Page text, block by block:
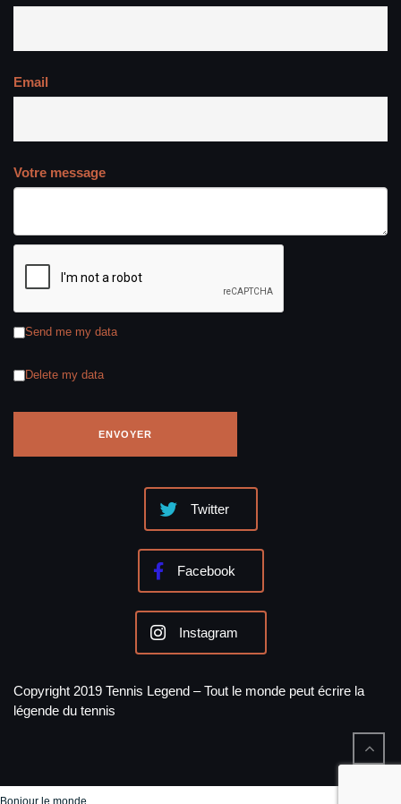
Email
Votre message
Send me my data
Delete my data
Twitter
Facebook
Instagram
Copyright 2019 Tennis Legend – Tout le monde peut écrire la
légende du tennis
Bonjour le monde